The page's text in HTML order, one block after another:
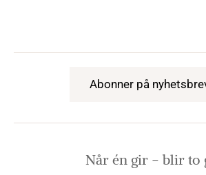
Abonner på
Når én gir − blir to